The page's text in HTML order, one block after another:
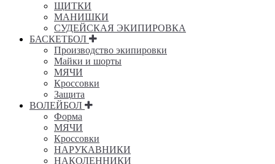
ЩИТКИ
МАНИШКИ
СУДЕЙСКАЯ ЭКИПИРОВКА
БАСКЕТБОЛ
Производство экипировки
Майки и шорты
МЯЧИ
Кроссовки
Защита
ВОЛЕЙБОЛ
Форма
МЯЧИ
Кроссовки
НАРУКАВНИКИ
НАКОЛЕННИКИ